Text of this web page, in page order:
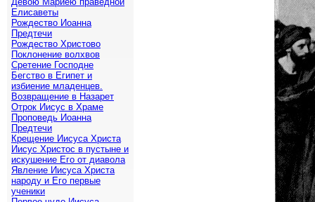
Елисаветы
Рождество Иоанна
Предтечи
Рождество Христово
Поклонение волхвов
Сретение Господне
Бегство в Египет и
избиение младенцев.
Возвращение в Назарет
Отрок Иисус в Храме
Проповедь Иоанна
Предтечи
Крещение Иисуса Христа
Иисус Христос в пустыне и
искушение Его от диавола
Явление Иисуса Христа
народу и Его первые
ученики